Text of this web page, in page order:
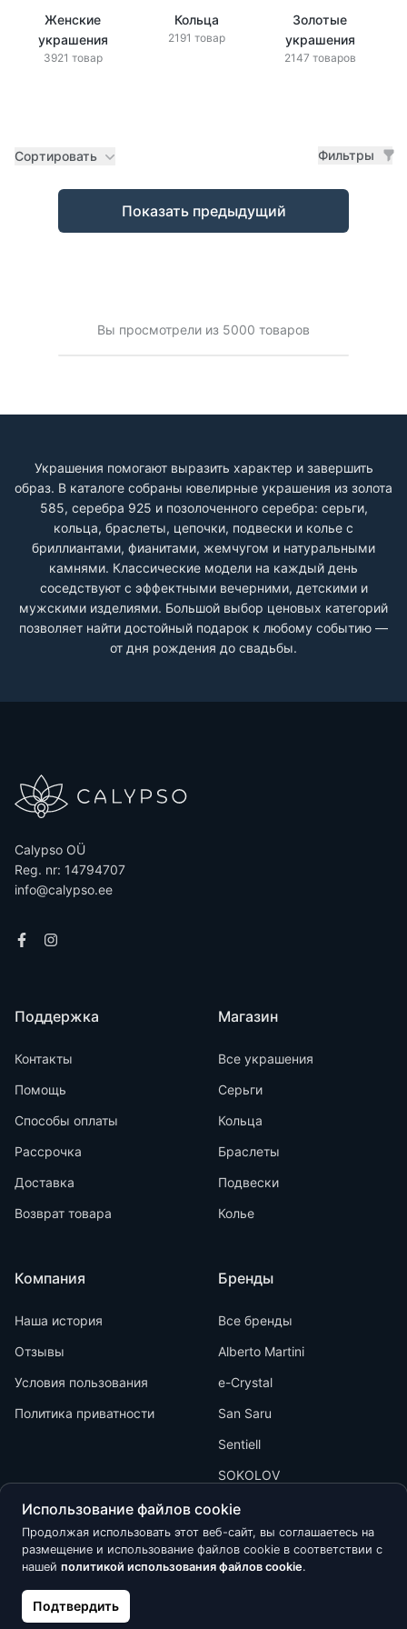
Женские
украшения
3921 товар
Кольца
2191 товар
Золотые
украшения
2147 товаров
Украшения помогают выразить характер и завершить
образ. В каталоге собраны ювелирные украшения из золота
585, серебра 925 и позолоченного серебра: серьги,
кольца, браслеты, цепочки, подвески и колье с
бриллиантами, фианитами, жемчугом и натуральными
камнями. Классические модели на каждый день
соседствуют с эффектными вечерними, детскими и
мужскими изделиями. Большой выбор ценовых категорий
позволяет найти достойный подарок к любому событию —
от дня рождения до свадьбы.
Сортировать Фильтры
Товары
Показать предыдущий
Вы просмотрели из 5000 товаров
Calypso OÜ
Reg. nr: 14794707
info@calypso.ee
Поддержка
Контакты
Помощь
Способы оплаты
Рассрочка
Доставка
Возврат товара
Компания
Наша история
Отзывы
Условия пользования
Политика приватности
Магазин
Все украшения
Серьги
Кольца
Браслеты
Подвески
Колье
Бренды
Все бренды
Alberto Martini
e-Crystal
San Saru
Sentiell
SOKOLOV
Kõik õigused kaitstud © 2026 Calypso
Использование файлов cookie
Продолжая использовать этот веб-сайт, вы соглашаетесь на
размещение и использование файлов cookie в соответствии с
нашей политикой использования файлов cookie.
Подтвердить